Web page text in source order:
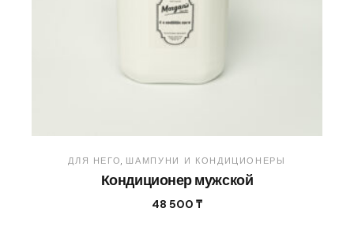
ДЛЯ НЕГО ШАМПУНИ И КОНДИЦИОНЕРЫ
Кондиционер мужской
48 500 ₸